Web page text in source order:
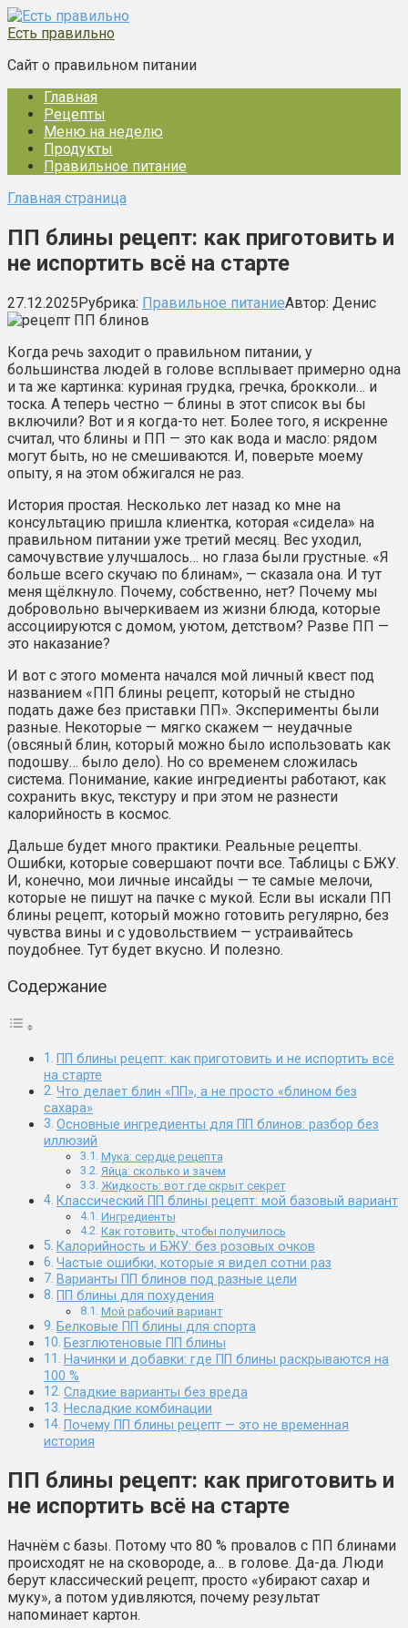
Перейти
к
Есть правильно
Сайт о правильном питании
Главная
Рецепты
Меню на неделю
Продукты
Правильное питание
Главная страница
ПП блины рецепт: как приготовить и
не испортить всё на старте
27.12.2025Рубрика: Правильное питаниеАвтор: Денис
Когда речь заходит о правильном питании, у
большинства людей в голове всплывает примерно одна
и та же картинка: куриная грудка, гречка, брокколи… и
тоска. А теперь честно — блины в этот список вы бы
включили? Вот и я когда-то нет. Более того, я искренне
считал, что блины и ПП — это как вода и масло: рядом
могут быть, но не смешиваются. И, поверьте моему
опыту, я на этом обжигался не раз.
История простая. Несколько лет назад ко мне на
консультацию пришла клиентка, которая «сидела» на
правильном питании уже третий месяц. Вес уходил,
самочувствие улучшалось… но глаза были грустные. «Я
больше всего скучаю по блинам», — сказала она. И тут
меня щёлкнуло. Почему, собственно, нет? Почему мы
добровольно вычеркиваем из жизни блюда, которые
ассоциируются с домом, уютом, детством? Разве ПП —
это наказание?
И вот с этого момента начался мой личный квест под
названием «ПП блины рецепт, который не стыдно
подать даже без приставки ПП». Эксперименты были
разные. Некоторые — мягко скажем — неудачные
(овсяный блин, который можно было использовать как
подошву… было дело). Но со временем сложилась
система. Понимание, какие ингредиенты работают, как
сохранить вкус, текстуру и при этом не разнести
калорийность в космос.
Дальше будет много практики. Реальные рецепты.
Ошибки, которые совершают почти все. Таблицы с БЖУ.
И, конечно, мои личные инсайды — те самые мелочи,
которые не пишут на пачке с мукой. Если вы искали ПП
блины рецепт, который можно готовить регулярно, без
чувства вины и с удовольствием — устраивайтесь
поудобнее. Тут будет вкусно. И полезно.
Содержание
ПП блины рецепт: как приготовить и не испортить всё
на старте
Что делает блин «ПП», а не просто «блином без
сахара»
Основные ингредиенты для ПП блинов: разбор без
иллюзий
Мука: сердце рецепта
Яйца: сколько и зачем
Жидкость: вот где скрыт секрет
Классический ПП блины рецепт: мой базовый вариант
Ингредиенты
Как готовить, чтобы получилось
Калорийность и БЖУ: без розовых очков
Частые ошибки, которые я видел сотни раз
Варианты ПП блинов под разные цели
ПП блины для похудения
Мой рабочий вариант
Белковые ПП блины для спорта
Безглютеновые ПП блины
Начинки и добавки: где ПП блины раскрываются на
100 %
Сладкие варианты без вреда
Несладкие комбинации
Почему ПП блины рецепт — это не временная
история
ПП блины рецепт: как приготовить и
не испортить всё на старте
Начнём с базы. Потому что 80 % провалов с ПП блинами
происходят не на сковороде, а… в голове. Да-да. Люди
берут классический рецепт, просто «убирают сахар и
муку», а потом удивляются, почему результат
напоминает картон.